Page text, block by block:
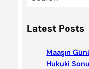
e
r
Latest Posts
Maaşın
Hukuki